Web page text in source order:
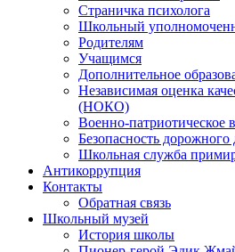
Страничка психолога
Школьный
Родителям
Учащимся
Дополнительное
Независимая оценка
(НОКО)
Военно-патриотическое
Безопасность
Школьная служба
Антикоррупция
Контакты
Обратная связь
Школьный музей
История школы